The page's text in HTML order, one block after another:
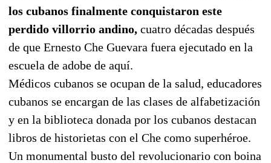
los cubanos finalmente conquistaron este
perdido villorrio andino, cuatro décadas después
de que Ernesto Che Guevara fuera ejecutado en la
escuela de adobe de aquí.
Médicos cubanos se ocupan de la salud, educadores
cubanos se encargan de las clases de alfabetización
y en la biblioteca donada por los cubanos destacan
libros de historietas con el Che como superhéroe.
Un monumental busto del revolucionario con boina